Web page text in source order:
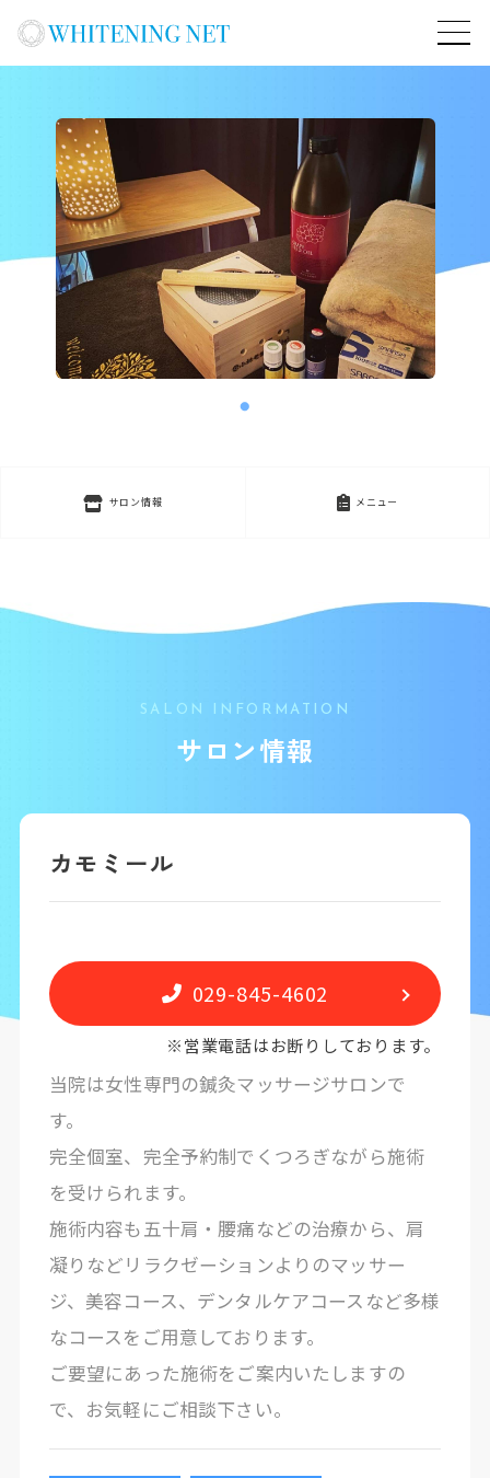
サロン情報 メニュー
SALON INFORMATION
サロン情報
カモミール
029-845-4602
※営業電話はお断りしております。
当院は女性専門の鍼灸マッサージサロンで
す。
完全個室、完全予約制でくつろぎながら施術
を受けられます。
施術内容も五十肩・腰痛などの治療から、肩
凝りなどリラクゼーションよりのマッサー
ジ、美容コース、デンタルケアコースなど多様
なコースをご用意しております。
ご要望にあった施術をご案内いたしますの
で、お気軽にご相談下さい。